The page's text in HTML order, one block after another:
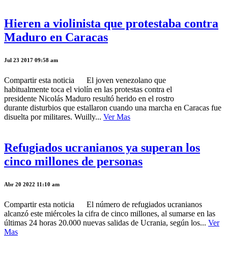
Hieren a violinista que protestaba contra
Maduro en Caracas
Jul 23 2017 09:58 am
Compartir esta noticia El joven venezolano que
habitualmente toca el violín en las protestas contra el
presidente Nicolás Maduro resultó herido en el rostro
durante disturbios que estallaron cuando una marcha en Caracas fue
disuelta por militares. Wuilly... Ver Mas
Refugiados ucranianos ya superan los
cinco millones de personas
Abr 20 2022 11:10 am
Compartir esta noticia El número de refugiados ucranianos
alcanzó este miércoles la cifra de cinco millones, al sumarse en las
últimas 24 horas 20.000 nuevas salidas de Ucrania, según los... Ver
Mas